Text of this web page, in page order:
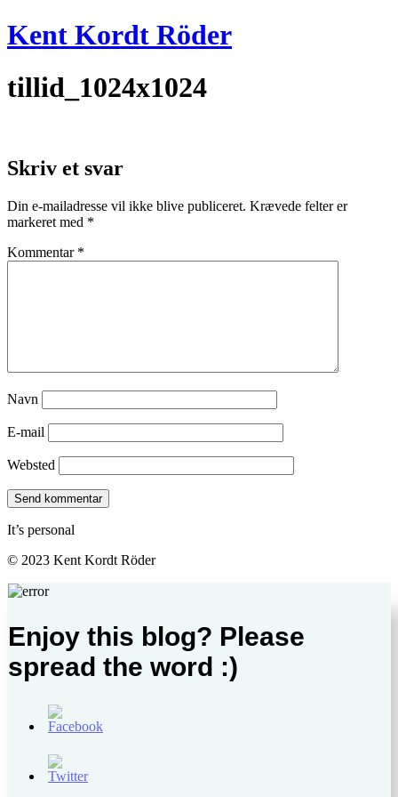
Videre
til
Kent Kordt Röder
tillid_1024x1024
Skriv et svar
Din e-mailadresse vil ikke blive publiceret. Krævede felter er
markeret med *
Kommentar *
Navn
E-mail
Websted
It’s personal
© 2023 Kent Kordt Röder
Enjoy this blog? Please
spread the word :)